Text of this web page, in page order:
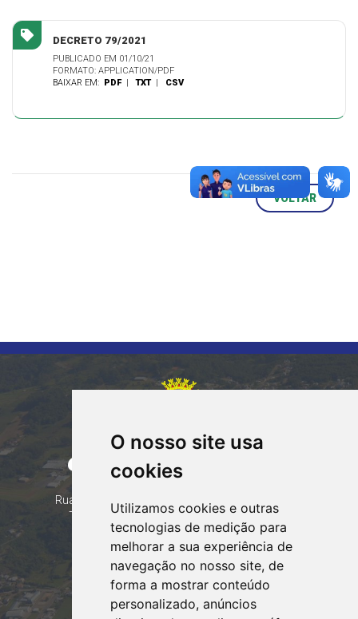
O nosso site usa
cookies
Utilizamos cookies e outras
tecnologias de medição para
melhorar a sua experiência de
navegação no nosso site, de
forma a mostrar conteúdo
personalizado, anúncios
DECRETO 79/2021
PUBLICADO EM 01/10/21
FORMATO: APPLICATION/PDF
BAIXAR EM: PDF |TXT | CSV
VOLTAR
CORUMBATAÍ DO SUL
PARANÁ
Rua Tocantins 153 Corumbataí - CEP: 86.970-000
Telefone: (44) 99935-8828, (44) 99935-8839
contato@corumbataidosul.pr.gov.br
Atendimento
Segunda a Sexta-feira
07:30h às 11:30h e das 13:00h às 17:00h